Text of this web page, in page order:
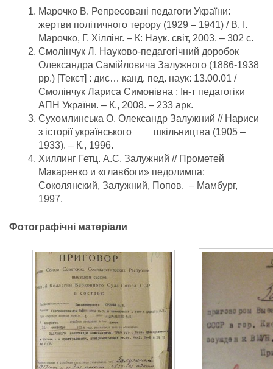
Марочко В. Репресовані педагоги України:
жертви політичного терору (1929 – 1941) / В. І.
Марочко, Г. Хіллінг. – К: Наук. світ, 2003. – 302 с.
Смолінчук Л. Науково-педагогічний доробок
Олександра Самійловича Залужного (1886-1938
рр.) [Текст] : дис… канд. пед. наук: 13.00.01 /
Смолінчук Лариса Симонівна ; Ін-т педагогіки
АПН України. – К., 2008. – 233 арк.
Сухомлинська О. Олександр Залужний // Нариси
з історії українського шкільництва (1905 –
1933). – К., 1996.
Хиллинг Гетц. А.С. Залужний // Прометей
Макаренко и «главбоги» педолимпа:
Соколянский, Залужний, Попов. – Мамбург,
1997.
Фотографічні матеріали